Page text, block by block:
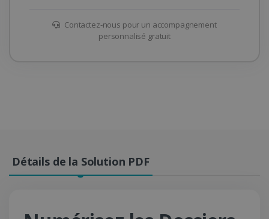
Contactez-nous pour un accompagnement
personnalisé gratuit
Détails de la Solution PDF